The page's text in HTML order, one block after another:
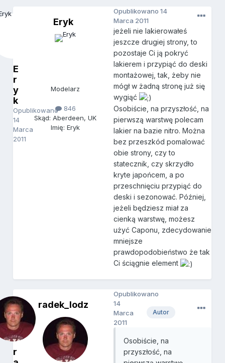
E
r
y
k
Opublikowano
14
Marca
2011
Eryk
Modelarz
846
Skąd: Aberdeen, UK
Imię: Eryk
Opublikowano14
Marca 2011
jeżeli nie lakierowałeś
jeszcze drugiej strony, to
pozostaje Ci ją pokryć
lakierem i przypiąć do deski
montażowej, tak, żeby nie
mógł w żadną stronę już się
wygiąć
Osobiście, na przyszłość, na
pierwszą warstwę polecam
lakier na bazie nitro. Można
bez przeszkód pomalować
obie strony, czy to
statecznik, czy skrzydło
kryte japońcem, a po
przeschnięciu przypiąć do
deski i sezonować. Później,
jeżeli będziesz miał za
cienką warstwę, możesz
użyć Caponu, zdecydowanie
mniejsze
prawdopodobieństwo że tak
Ci ściągnie element
r
radek_lodz
Autor
Opublikowano
14
Marca
2011
Osobiście, na
przyszłość, na